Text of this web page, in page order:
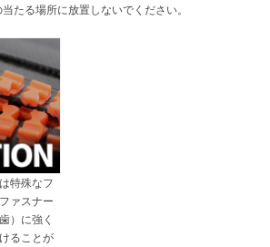
たる場所に放置しないでください。
特殊なフ
ァスナー
）に強く
ることが